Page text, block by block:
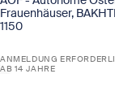
Frauenhäuser,
1150
ANMELDUNG
AB 14 JAHRE